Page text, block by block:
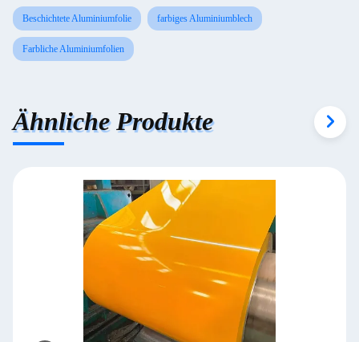
Beschichtete Aluminiumfolie farbiges Aluminiumblech
Farbliche Aluminiumfolien
Ähnliche Produkte